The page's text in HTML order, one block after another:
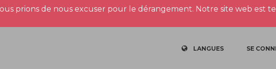
prions de nous excuser pour le dérangement. Notre site web est
LANGUES SE